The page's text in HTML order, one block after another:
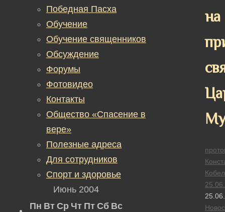
на
Победная Пасха
Обучение
Обучение священников
Обсуждение
Форумы
Фотовидео
Контакты
Общество «Спасение в
вере»
Полезные адреса
Для сотрудников
Спорт и здоровье
Июнь 2004
Пн Вт Ср Чт Пт Сб Вс